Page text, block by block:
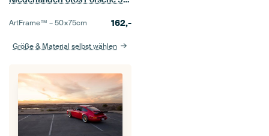
ArtFrame™ –50×75cm 162,-
Größe & Material selbst wählen